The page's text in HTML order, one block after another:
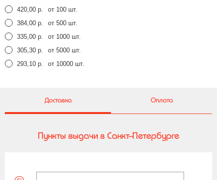
420,00 р.
от 100 шт.
384,00 р.
от 500 шт.
335,00 р.
от 1000 шт.
305,30 р.
от 5000 шт.
293,10 р.
от 10000 шт.
Доставка Оплата
Пункты выдачи в Санкт-Петербурге